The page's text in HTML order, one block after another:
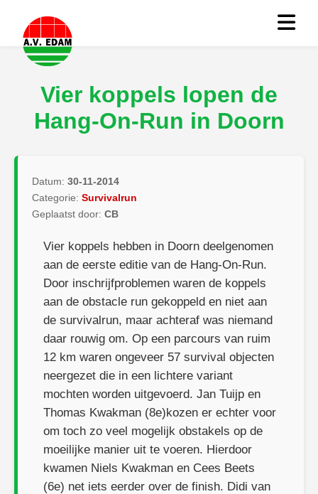
Vier koppels lopen de
Hang-On-Run in Doorn
Datum: 30-11-2014
Categorie: Survivalrun
Geplaatst door: CB
Vier koppels hebben in Doorn deelgenomen
aan de eerste editie van de Hang-On-Run.
Door inschrijfproblemen waren de koppels
aan de obstacle run gekoppeld en niet aan
de survivalrun, maar achteraf was niemand
daar rouwig om. Op een parcours van ruim
12 km waren ongeveer 57 survival objecten
neergezet die in een lichtere variant
mochten worden uitgevoerd. Jan Tuijp en
Thomas Kwakman (8e)kozen er echter voor
om toch zo veel mogelijk obstakels op de
moeilijke manier uit te voeren. Hierdoor
kwamen Niels Kwakman en Cees Beets
(6e) net iets eerder over de finish. Didi van